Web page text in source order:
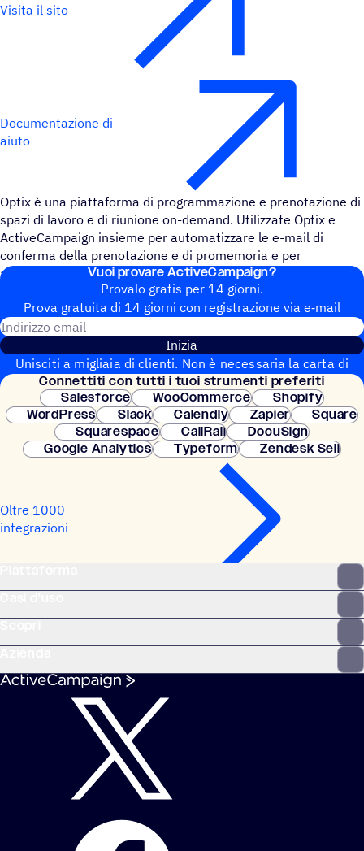
Visita il sito
Documentazione di
aiuto
Optix è una piattaforma di programmazione e prenotazione di
spazi di lavoro e di riunione on-demand. Utilizzate Optix e
ActiveCampaign insieme per automatizzare le e-mail di
conferma della prenotazione e di promemoria e per
aggiungere dettagli importanti ai record dei contatti.
Vuoi provare ActiveCampaign?
Provalo gratis per 14 giorni.
Prova gratuita di 14 giorni con regi­stra­zione via e‑mail
Inizia
Unisciti a migliaia di clienti. Non è necessaria la carta di
credito. Configurazione istantanea.
Connet­titi con tutti i tuoi strumenti preferiti
Salesforce
WooCommerce
Shopify
WordPress
Slack Calendly Zapier
Square
Squarespace
CallRail
DocuSign
Google Analytics
Typeform Zendesk Sell
Oltre 1000
integrazioni